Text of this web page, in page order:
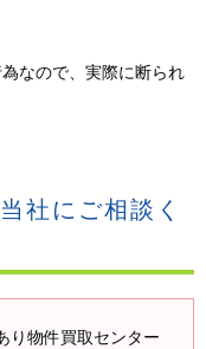
なので、実際に断られ
社にご相談く
り物件買取センター